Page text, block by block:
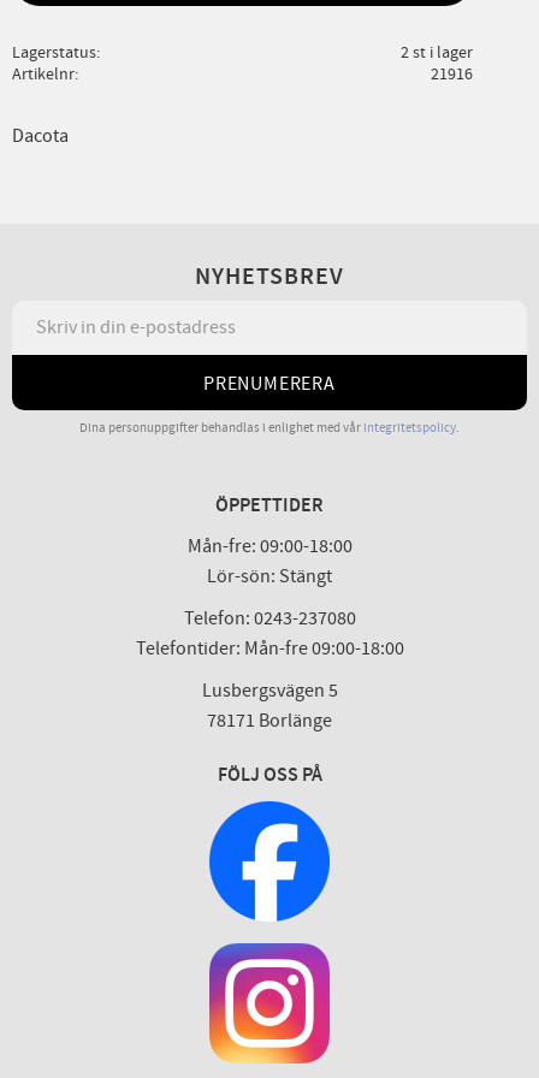
Lagerstatus
2 st i lager
Artikelnr
21916
Dacota
NYHETSBREV
PRENUMERERA
Dina personuppgifter behandlas i enlighet med vår integritetspolicy.
ÖPPETTIDER
Mån-fre: 09:00-18:00
Lör-sön: Stängt
Telefon: 0243-237080
Telefontider: Mån-fre 09:00-18:00
Lusbergsvägen 5
78171 Borlänge
FÖLJ OSS PÅ